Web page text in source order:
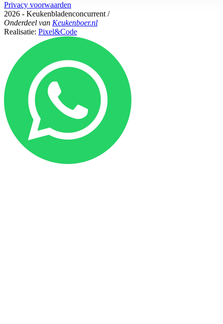
Privacy voorwaarden
2026 - Keukenbladenconcurrent /
Onderdeel van Keukenboer.nl
Realisatie: Pixel&Code